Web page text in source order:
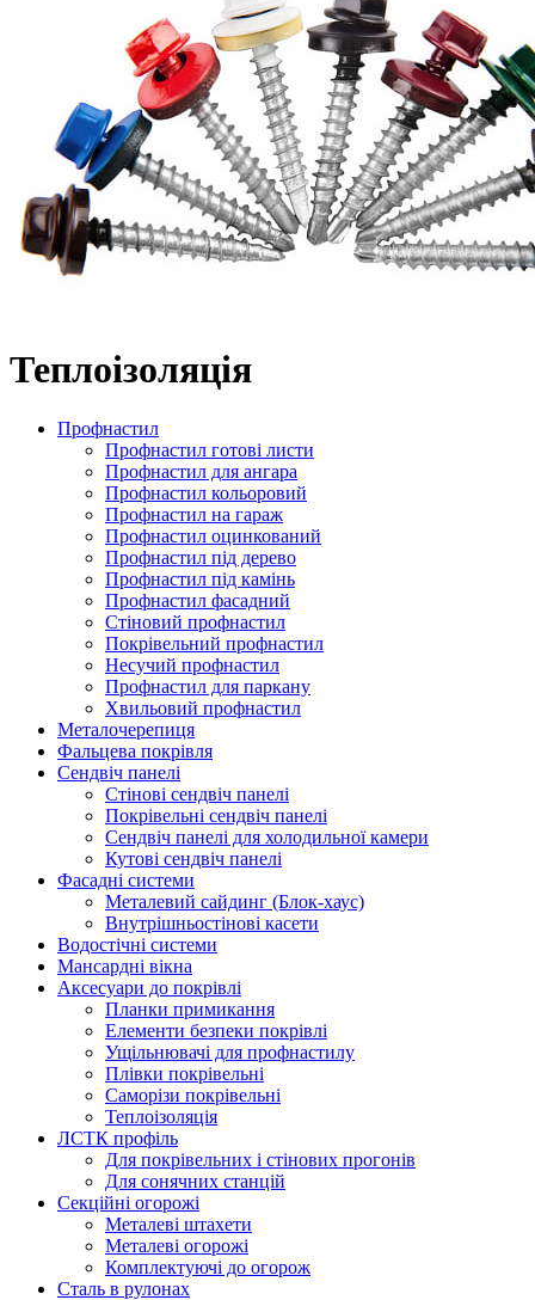
Теплоізоляція
Профнастил
Профнастил готові листи
Профнастил для ангара
Профнастил кольоровий
Профнастил на гараж
Профнастил оцинкований
Профнастил під дерево
Профнастил під камінь
Профнастил фасадний
Стіновий профнастил
Покрівельний профнастил
Несучий профнастил
Профнастил для паркану
Хвильовий профнастил
Металочерепиця
Фальцева покрівля
Сендвіч панелі
Стінові сендвіч панелі
Покрівельні сендвіч панелі
Сендвіч панелі для холодильної камери
Кутові сендвіч панелі
Фасадні системи
Металевий сайдинг (Блок-хаус)
Внутрішньостінові касети
Водостічні системи
Мансардні вікна
Аксесуари до покрівлі
Планки примикання
Елементи безпеки покрівлі
Ущільнювачі для профнастилу
Плівки покрівельні
Саморізи покрівельні
Теплоізоляція
ЛСТК профіль
Для покрівельних і стінових прогонів
Для сонячних станцій
Секційні огорожі
Металеві штахети
Металеві огорожі
Комплектуючі до огорож
Сталь в рулонах